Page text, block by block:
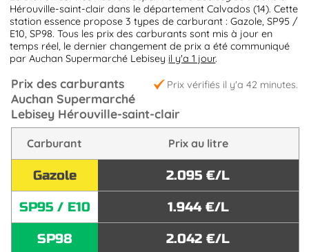
Hérouville-saint-clair dans le département Calvados (14). Cette
station essence propose 3 types de carburant : Gazole, SP95 /
E10, SP98. Tous les prix des carburants sont mis à jour en
temps réel, le dernier changement de prix a été communiqué
par Auchan Supermarché Lebisey il y'a 1 jour.
Prix vérifiés il y'a 42 minutes.
Prix des carburants
Auchan Supermarché
Lebisey Hérouville-saint-clair
Carburant Prix au litre
Gazole
2.095 €/L
SP95 / E10
1.944 €/L
SP98
2.042 €/L